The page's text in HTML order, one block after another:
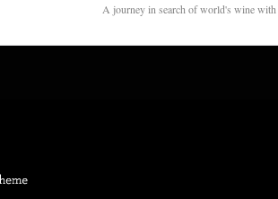
A journey in search of world's wine